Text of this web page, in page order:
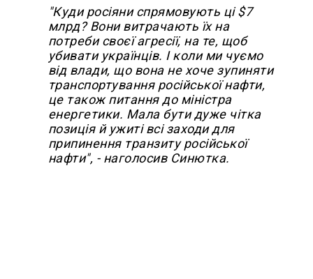
"Куди росіяни спрямовують ці $7
млрд? Вони витрачають їх на
потреби своєї агресії, на те, щоб
убивати українців. І коли ми чуємо
від влади, що вона не хоче зупиняти
транспортування російської нафти,
це також питання до міністра
енергетики. Мала бути дуже чітка
позиція й ужиті всі заходи для
припинення транзиту російської
нафти", - наголосив Синютка.